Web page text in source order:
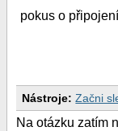
pokus o
Nástroje: Začni
Na otázku zatím